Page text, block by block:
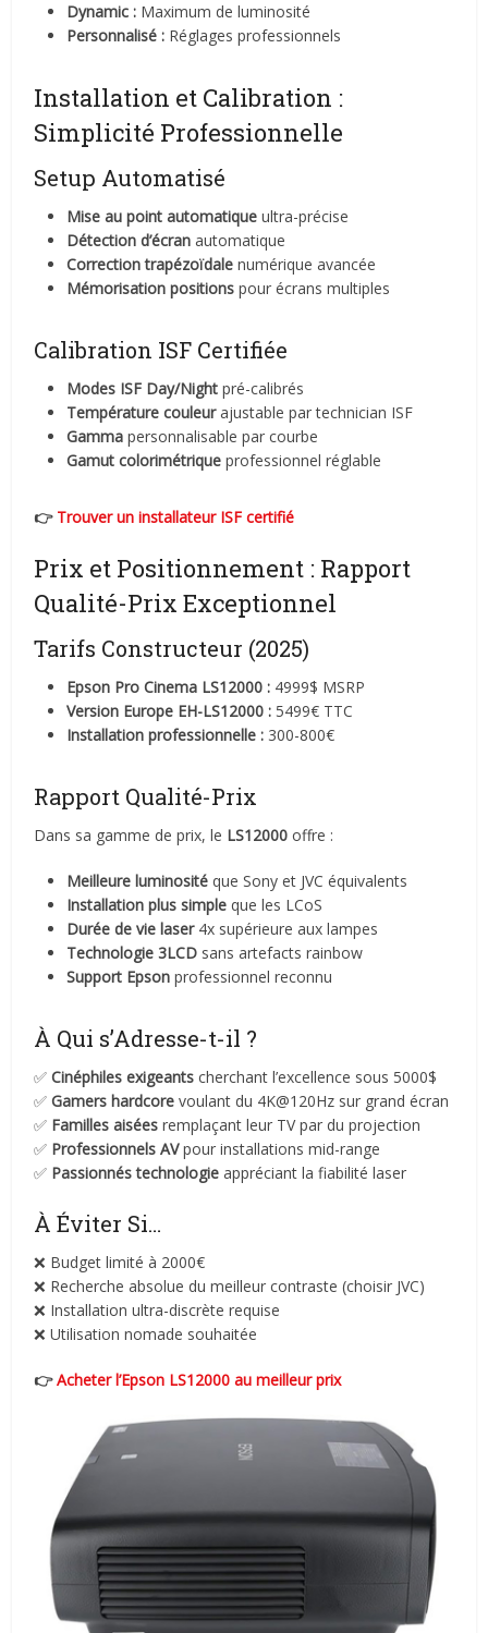
Dynamic : Maximum de luminosité
Personnalisé : Réglages professionnels
Installation et Calibration :
Simplicité Professionnelle
Setup Automatisé
Mise au point automatique ultra-précise
Détection d’écran automatique
Correction trapézoïdale numérique avancée
Mémorisation positions pour écrans multiples
Calibration ISF Certifiée
Modes ISF Day/Night pré-calibrés
Température couleurajustable par technician ISF
Gamma personnalisable par courbe
Gamut colorimétrique professionnel réglable
👉 Trouver un installateur ISF certifié
Prix et Positionnement : Rapport
Qualité-Prix Exceptionnel
Tarifs Constructeur (2025)
Epson Pro Cinema LS12000 : 4999$ MSRP
Version Europe EH-LS12000 : 5499€ TTC
Installation professionnelle : 300-800€
Rapport Qualité-Prix
Dans sa gamme de prix, le LS12000 offre :
Meilleure luminosité que Sony et JVC équivalents
Installation plus simple que les LCoS
Durée de vie laser4x supérieure aux lampes
Technologie 3LCD sans artefacts rainbow
Support Epson professionnel reconnu
À Qui s’Adresse-t-il ?
✅Cinéphiles exigeants cherchant l’excellence sous 5000$
✅Gamers hardcore voulant du 4K@120Hz sur grand écran
✅ Familles aisées remplaçant leur TV par du projection
✅ Professionnels AVpour installations mid-range
✅ Passionnés technologie appréciant la fiabilité laser
À Éviter Si…
❌ Budget limité à 2000€
❌ Recherche absolue du meilleur contraste (choisir JVC)
❌ Installation ultra-discrète requise
❌ Utilisation nomade souhaitée
👉Acheter l’Epson LS12000 au meilleur prix